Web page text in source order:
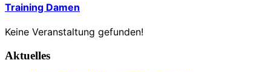
Training Damen
Keine Veranstaltung gefunden!
Aktuelles